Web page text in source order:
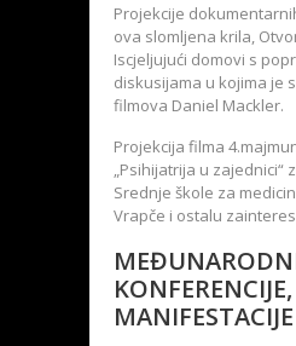
Projekcije
ova slomljena krila,
Iscjeljujući domovi s
diskusijama u kojima je
filmova Daniel Mackler.
Projekcija filma
„Psihijatrija u zajednici“
Srednje škole za
Vrapče i ostalu
MANIFESTACIJE